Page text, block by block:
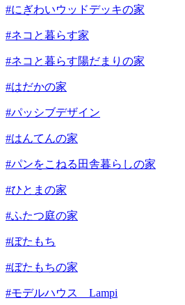
#にぎわいウッドデッキの家
#ネコと暮らす家
#ネコと暮らす陽だまりの家
#はだかの家
#パッシブデザイン
#はんてんの家
#パンをこねる田舎暮らしの家
#ひとまの家
#ふたつ庭の家
#ぼたもち
#ぼたもちの家
#モデルハウス Lampi